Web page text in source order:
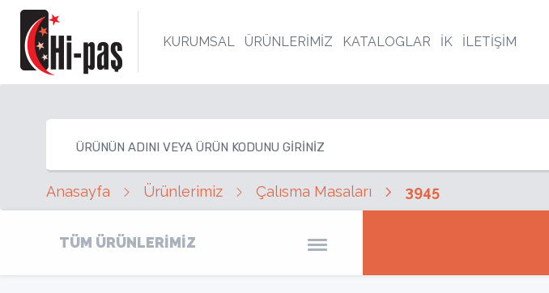
KURUMSAL ÜRÜNLERİMİZ KATALOGLAR İK İLETİŞİM
Anasayfa Ürünlerimiz Çalısma Masaları 3945
TÜM ÜRÜNLERİMİZ